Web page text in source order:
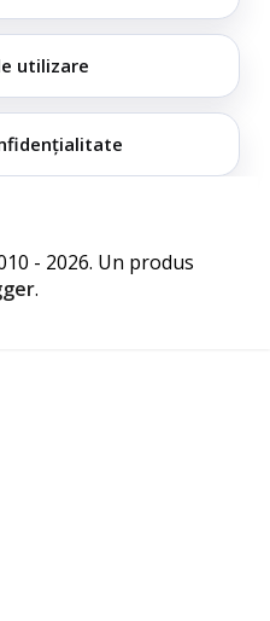
utilizare
- 2026. Un produs
.